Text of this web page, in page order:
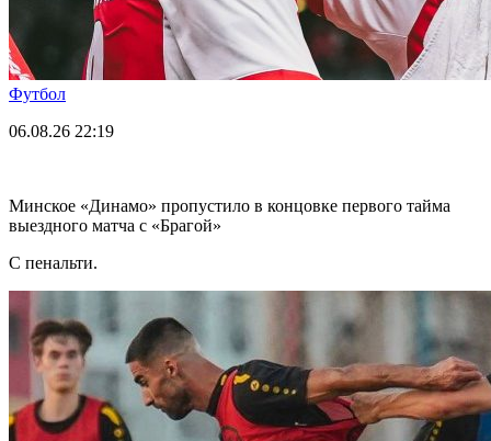
Футбол
06.08.26 22:19
Минское «Динамо» пропустило в концовке первого тайма
выездного матча с «Брагой»
С пенальти.